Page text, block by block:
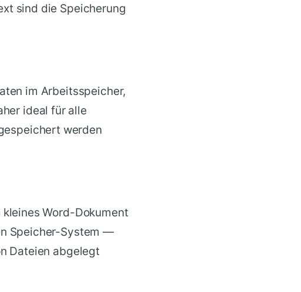
sind die Speicherung
im Arbeitsspeicher,
ideal für alle
werden
Word-Dokument
Speicher-System —
Dateien abgelegt